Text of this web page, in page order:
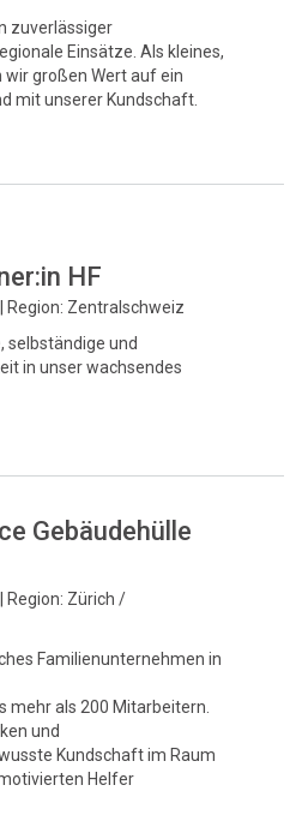
zuverlässiger
Einsätze. Als kleines,
großen Wert auf ein
mit unserer Kundschaft.
HF
Region: Zentralschweiz
selbständige und
in unser wachsendes
Gebäudehülle
Region: Zürich /
Familienunternehmen in
mehr als 200 Mitarbeitern.
und
Kundschaft im Raum
Helfer